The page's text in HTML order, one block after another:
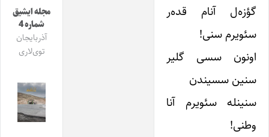
گؤزه‌ل آنام قده‌ر
سئویرم سنی!
اونون سسی گلیر
سنین سسیندن
سنینله سئویرم آنا
وطنی!
مجله ایشیق
شماره 4
آذربایجان
توی‌لاری